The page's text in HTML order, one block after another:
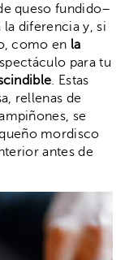
queso fundido–
la diferencia y, si
como en la
para tu
. Estas
rellenas de
se
mordisco
antes de